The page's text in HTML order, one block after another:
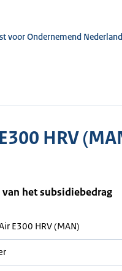
voor Ondernemend Nederland
HRV
het subsidiebedrag
E300 HRV (MAN)